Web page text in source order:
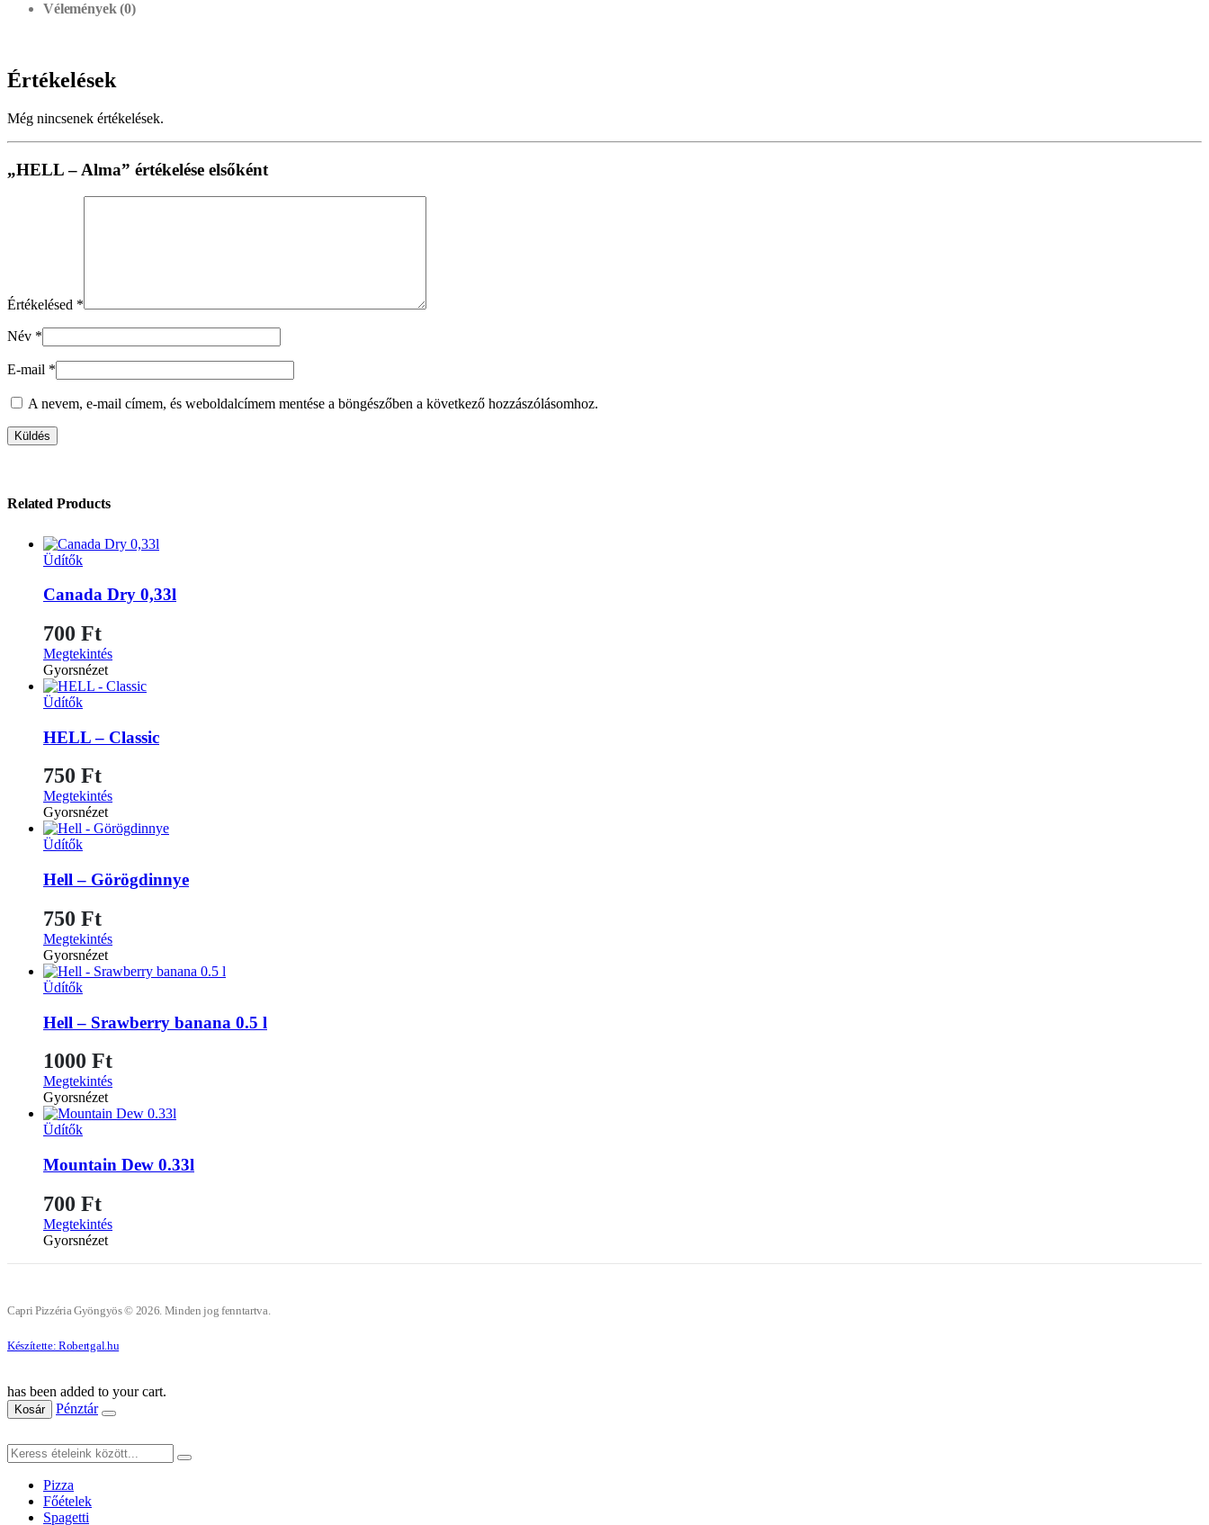
Vélemények (0)
Értékelések
Még nincsenek értékelések.
„HELL – Alma” értékelése elsőként
Értékelésed *
Név *
E-mail *
A nevem, e-mail címem, és weboldalcímem mentése a böngészőben a következő hozzászólásomhoz.
Related Products
Üdítők
Canada Dry 0,33l
700 Ft
Megtekintés
Gyorsnézet
Üdítők
HELL – Classic
750 Ft
Megtekintés
Gyorsnézet
Üdítők
Hell – Görögdinnye
750 Ft
Megtekintés
Gyorsnézet
Üdítők
Hell – Srawberry banana 0.5 l
1000 Ft
Megtekintés
Gyorsnézet
Üdítők
Mountain Dew 0.33l
700 Ft
Megtekintés
Gyorsnézet
Capri Pizzéria Gyöngyös © 2026. Minden jog fenntartva.
Készítette: Robertgal.hu
has been added to your cart.
Kosár Pénztár
Pizza
Főételek
Spagetti